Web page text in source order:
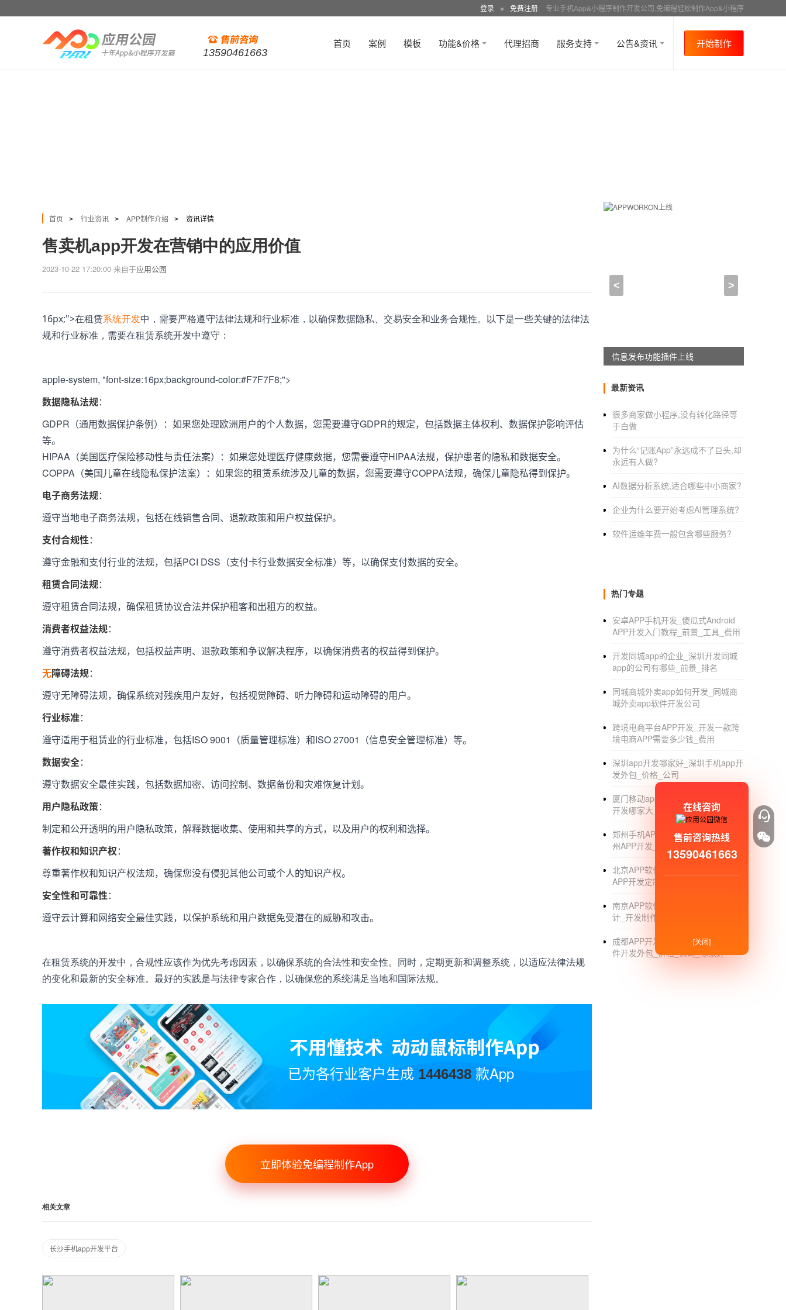
登录 ● 免费注册 专业手机App&小程序制作开发公司,免编程轻松制作App&小程序
13590461663
首页 案例 模板 功能&价格 代理招商 服务支持 公告&资讯 开始制作
首页 > 行业资讯 > APP制作介绍 > 资讯详情
售卖机app开发在营销中的应用价值
2023-10-22 17:20:00 来自于应用公园
16px;">在租赁系统开发中，需要严格遵守法律法规和行业标准，以确保数据隐私、交易安全和业务合规性。以下是一些关键的法律法
规和行业标准，需要在租赁系统开发中遵守：
apple-system, "font-size:16px;background-color:#F7F7F8;">
数据隐私法规：
GDPR（通用数据保护条例）：如果您处理欧洲用户的个人数据，您需要遵守GDPR的规定，包括数据主体权利、数据保护影响评估
等。
HIPAA（美国医疗保险移动性与责任法案）：如果您处理医疗健康数据，您需要遵守HIPAA法规，保护患者的隐私和数据安全。
COPPA（美国儿童在线隐私保护法案）：如果您的租赁系统涉及儿童的数据，您需要遵守COPPA法规，确保儿童隐私得到保护。
电子商务法规：
遵守当地电子商务法规，包括在线销售合同、退款政策和用户权益保护。
支付合规性：
遵守金融和支付行业的法规，包括PCI DSS（支付卡行业数据安全标准）等，以确保支付数据的安全。
租赁合同法规：
遵守租赁合同法规，确保租赁协议合法并保护租客和出租方的权益。
消费者权益法规：
遵守消费者权益法规，包括权益声明、退款政策和争议解决程序，以确保消费者的权益得到保护。
无障碍法规：
遵守无障碍法规，确保系统对残疾用户友好，包括视觉障碍、听力障碍和运动障碍的用户。
行业标准：
遵守适用于租赁业的行业标准，包括ISO 9001（质量管理标准）和ISO 27001（信息安全管理标准）等。
数据安全：
遵守数据安全最佳实践，包括数据加密、访问控制、数据备份和灾难恢复计划。
用户隐私政策：
制定和公开透明的用户隐私政策，解释数据收集、使用和共享的方式，以及用户的权利和选择。
著作权和知识产权：
尊重著作权和知识产权法规，确保您没有侵犯其他公司或个人的知识产权。
安全性和可靠性：
遵守云计算和网络安全最佳实践，以保护系统和用户数据免受潜在的威胁和攻击。
在租赁系统的开发中，合规性应该作为优先考虑因素，以确保系统的合法性和安全性。同时，定期更新和调整系统，以适应法律法规
的变化和最新的安全标准。最好的实践是与法律专家合作，以确保您的系统满足当地和国际法规。
已为各行业客户生成 1446438 款App
立即体验免编程制作App
相关文章
长沙手机app开发平台
< >
APPWORKON上线
最新资讯
很多商家做小程序,没有转化路径等
于白做
为什么“记账App”永远成不了巨头,却
永远有人做?
AI数据分析系统,适合哪些中小商家?
企业为什么要开始考虑AI管理系统?
软件运维年费一般包含哪些服务?
热门专题
安卓APP手机开发_傻瓜式Android
APP开发入门教程_前景_工具_费用
开发同城app的企业_深圳开发同城
app的公司有哪些_前景_排名
同城商城外卖app如何开发_同城商
城外卖app软件开发公司
跨境电商平台APP开发_开发一款跨
境电商APP需要多少钱_费用
深圳app开发哪家好_深圳手机app开
发外包_价格_公司
厦门移动app开发_厦门移动app软件
开发哪家大_公司
郑州手机APP软件开发制作公司_郑
州APP开发_制作_外包公司
北京APP软件开发外包公司_北京
APP开发定制_制作外包_公司
南京APP软件外包公司_南京软件设
计_开发制作公司
成都APP开发制作公司_成都APP软
件开发外包_价格_公司_哪家好
在线咨询
售前咨询热线
13590461663
[关闭]